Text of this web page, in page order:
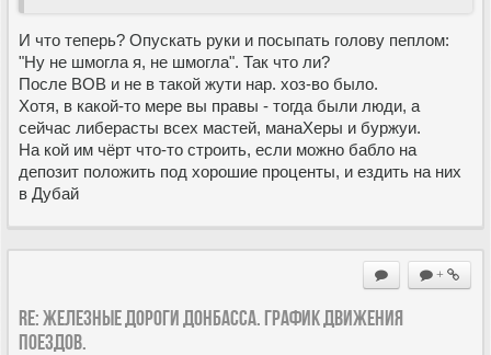
И что теперь? Опускать руки и посыпать голову пеплом:
"Ну не шмогла я, не шмогла". Так что ли?
После ВОВ и не в такой жути нар. хоз-во было.
Хотя, в какой-то мере вы правы - тогда были люди, а
сейчас либерасты всех мастей, манаХеры и буржуи.
На кой им чёрт что-то строить, если можно бабло на
депозит положить под хорошие проценты, и ездить на них
в Дубай
+
Re: Железные дороги Донбасса. График движения
поездов.